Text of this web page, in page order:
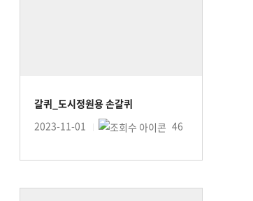
갈퀴_도시정원용 손갈퀴
2023-11-01
46